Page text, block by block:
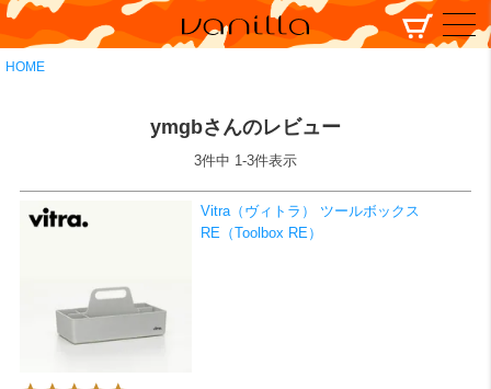
HOME
ymgbさんのレビュー
3件中 1-3件表示
Vitra（ヴィトラ） ツールボックス
RE（Toolbox RE）